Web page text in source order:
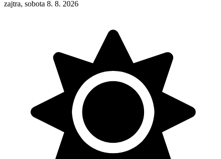
zajtra, sobota 8. 8. 2026